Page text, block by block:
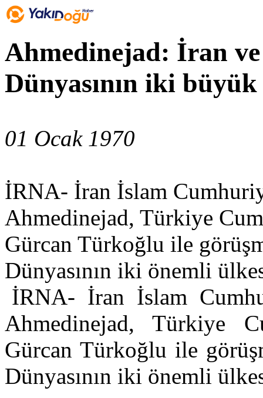
Ahmedinejad: İran
Dünyasının iki
01 Ocak 1970
İRNA- İran İslam
Ahmedinejad, Türkiye
Gürcan Türkoğlu ile
Dünyasının iki önemli
İRNA- İran İslam
Ahmedinejad, Türkiye
Gürcan Türkoğlu ile
Dünyasının iki önemli